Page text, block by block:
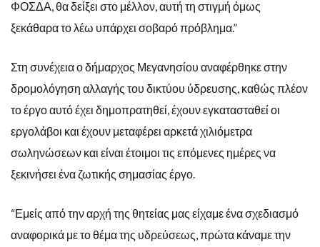
ΦΟΣΔΑ, θα δείξει στο μέλλον, αυτή τη στιγμή όμως
ξεκάθαρα το λέω υπάρχει σοβαρό πρόβλημα.”
Στη συνέχεια ο δήμαρχος Μεγανησίου αναφέρθηκε στην
δρομολόγηση αλλαγής του δικτύου ύδρευσης, καθώς πλέον
το έργο αυτό έχει δημοπρατηθεί, έχουν εγκατασταθεί οι
εργολάβοι και έχουν μεταφέρει αρκετά χιλιόμετρα
σωληνώσεων και είναι έτοιμοι τις επόμενες ημέρες να
ξεκινήσει ένα ζωτικής σημασίας έργο.
“Εμείς από την αρχή της θητείας μας είχαμε ένα σχεδιασμό
αναφορικά με το θέμα της υδρεύσεως, πρώτα κάναμε την